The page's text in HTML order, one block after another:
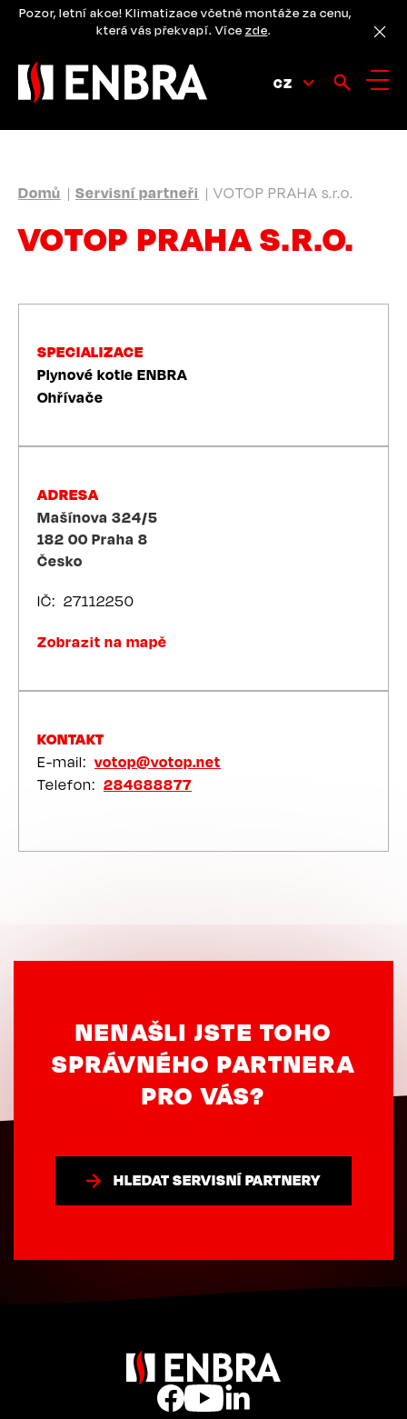
PřejítPozor, letní akce! Klimatizace včetně montáže za cenu,
která vás překvapí. Více zde.
CZ
DROBEČKOVÁ
NAVIGACE
Domů Servisní partneři VOTOP PRAHA s.r.o.
VOTOP PRAHA S.R.O.
SPECIALIZACE
Plynové kotle ENBRA
Ohřívače
ADRESA
Mašínova 324/5
182 00 Praha 8
Česko
IČ 27112250
Zobrazit na mapě
KONTAKT
E-mail
votop@votop.net
Telefon
284688877
NENAŠLI JSTE TOHO
SPRÁVNÉHO PARTNERA
PRO VÁS?
HLEDAT SERVISNÍ PARTNERY